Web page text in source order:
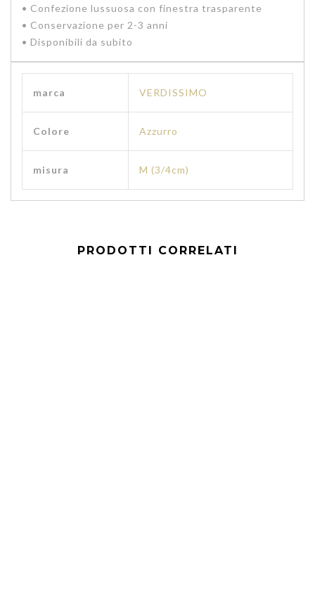
• Confezione lussuosa con finestra trasparente
• Conservazione per 2-3 anni
• Disponibili da subito
marca VERDISSIMO
Colore Azzurro
misura M (3/4cm)
PRODOTTI CORRELATI